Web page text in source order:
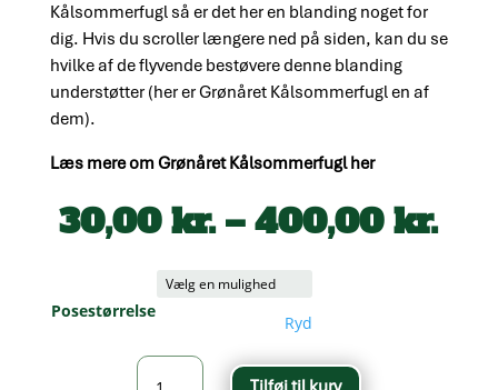
Kålsommerfugl så er det her en blanding noget for
dig. Hvis du scroller længere ned på siden, kan du se
hvilke af de flyvende bestøvere denne blanding
understøtter (her er Grønåret Kålsommerfugl en af
dem).
Læs mere om Grønåret Kålsommerfugl her
30,00kr. – 400,00kr.
Posestørrelse
Ryd
Blomsterblanding